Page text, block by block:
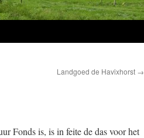
Landgoed de Havixhorst →
Fonds is, is in feite de das voor het